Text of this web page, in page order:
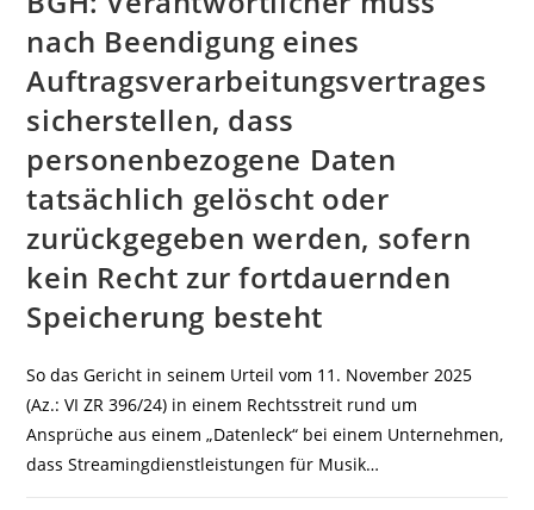
nach Beendigung eines
Auftragsverarbeitungsvertrages
sicherstellen, dass
personenbezogene Daten
tatsächlich gelöscht oder
zurückgegeben werden, sofern
kein Recht zur fortdauernden
Speicherung besteht
So das Gericht in seinem Urteil vom 11. November 2025
(Az.: VI ZR 396/24) in einem Rechtsstreit rund um
Ansprüche aus einem „Datenleck“ bei einem Unternehmen,
dass Streamingdienstleistungen für Musik…